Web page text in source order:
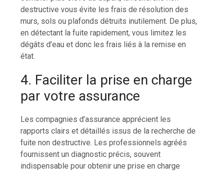
destructive vous évite les frais de résolution des
murs, sols ou plafonds détruits inutilement. De plus,
en détectant la fuite rapidement, vous limitez les
dégâts d’eau et donc les frais liés à la remise en
état.
4. Faciliter la prise en charge
par votre assurance
Les compagnies d’assurance apprécient les
rapports clairs et détaillés issus de la recherche de
fuite non destructive. Les professionnels agréés
fournissent un diagnostic précis, souvent
indispensable pour obtenir une prise en charge